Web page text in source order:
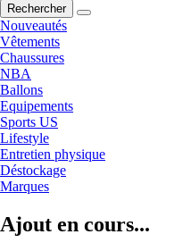
Rechercher
Nouveautés
Vêtements
Chaussures
NBA
Ballons
Equipements
Sports US
Lifestyle
Entretien physique
Déstockage
Marques
Ajout en cours...